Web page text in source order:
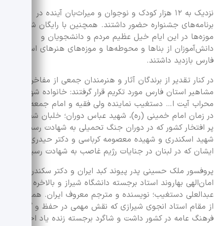
نزدیک به ۱۲ هزار کودک و نوجوان و میراث‌بان آینده در
برنامه‌های جشنواره حضور داشتند. همچنین با رایگان شدن
موزه‌ها در این ایام خیل عظیم مردم و دانشجویان و
دانش‌آموزان از بناها و محوطه‌ها و موزه‌های هنرهای استان
فارس بازدید داشتند.
در کنار تقدیر از برندگان آثار و هنرمندان جمعی از مفاخر و
مشاهیر استان فارس مورد تکریم قرار گرفتند: خانواده شهید
محراب آیت ا… دستغیب نماینده ولی فقیه و امام جمعه شیراز
در زمان امام خمینی (ره)، شهید عباس دوران؛ خلبان شجاع و
پر افتخار کشور که در دوران جنگ تحمیلی به شهادت رسید،
شهید اسکندری و شهیده معصومه کرباسی و دکتر حیدری همسر
ایشان که در لبنان در جنایات رژیم غاصب به شهادت رسیدند.
پروفسور ملک حسینی پدر پیوند کبد ایران و دکتر سکندر
امان‌الهی بهاروند استاد برجسته دانشگاه شیراز و بالاخره استاد
عبدالعلی دستغیب؛ نویسنده و مترجم معروف ایران. همچنین
از مقام استاد انجوی شیرازی که نقش مهمی در حفظ و گسترش
فرهنگ عامه در کشور داشت و شاگرد برجسته زنده یاد احمد